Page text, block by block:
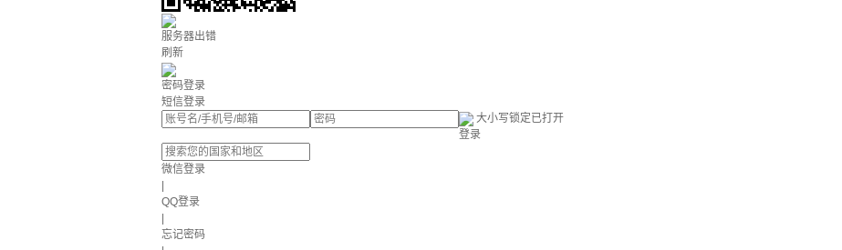
服务器出错
刷新
密码登录
短信登录
大小写锁定已打开
登录
微信登录
QQ登录
忘记密码